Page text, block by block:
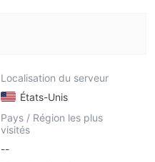
Localisation du serveur
États-Unis
Pays / Région les plus
visités
--